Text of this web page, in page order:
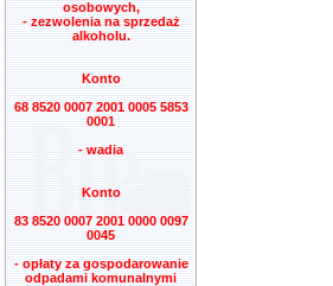
osobowych,
- zezwolenia na sprzedaż
alkoholu.
Konto
68 8520 0007 2001 0005 5853
0001
- wadia
Konto
83 8520 0007 2001 0000 0097
0045
- opłaty za gospodarowanie
odpadami komunalnymi